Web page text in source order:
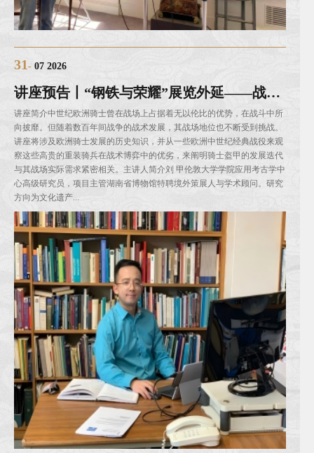
31 07 2026
讲座预告丨“钢铁与荣耀”展览外延——战争博弈视角下的骑士武装
讲座简介中世纪欧洲骑士曾在战场上占据着无以伦比的优势，在战斗中所
向披靡。但随着数百年间战争的战术发展，其战场地位也不断受到挑战。
讲座将涉及欧洲骑士发展的历史知识，并从一些欧洲中世纪经典战役来观
察这些高贵的重装骑兵在战术博弈中的优劣，来阐明骑士盔甲的发展迭代
与其战场实际需求紧密相关。主讲人简介刘 甲伦敦大学学院应用考古学中
心高级研究员，项目主管湖南省博物馆特聘境外策展人与学术顾问。研究
方向为文化遗产...